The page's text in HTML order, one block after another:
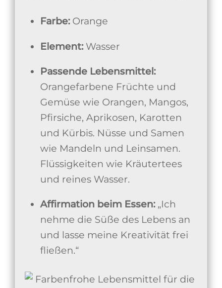
Farbe:Orange
Element:Wasser
Passende Lebensmittel:
Orangefarbene Früchte und
Gemüse wie Orangen, Mangos,
Pfirsiche, Aprikosen, Karotten
und Kürbis. Nüsse und Samen
wie Mandeln und Leinsamen.
Flüssigkeiten wie Kräutertees
und reines Wasser.
Affirmation beim Essen:„Ich
nehme die Süße des Lebens an
und lasse meine Kreativität frei
fließen.“